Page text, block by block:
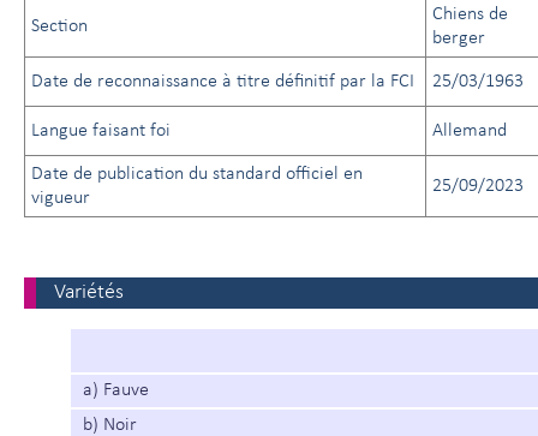
Section
Chiens de
berger
Date de reconnaissance à titre définitif par la FCI 25/03/1963
Langue faisant foi Allemand
Date de publication du standard officiel en
vigueur
25/09/2023
Variétés
a) Fauve
b) Noir